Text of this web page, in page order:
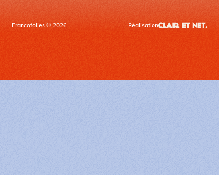
Francofolies © 2026 Réalisation